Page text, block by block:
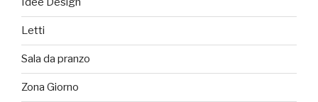
Letti
Sala da pranzo
Zona Giorno